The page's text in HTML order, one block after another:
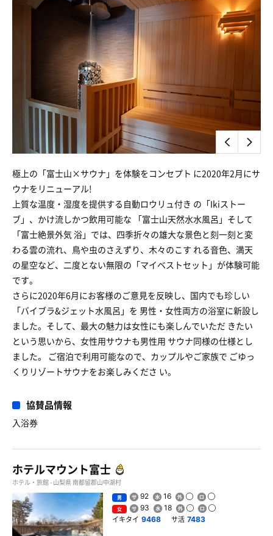
極上の「富士山×サウナ」を体験をコンセプト に2020年2月にサ
ウナをリニューアル!
上質な温度・湿度を提供する自動ロウリュ付き の「Ikiストー
ブ」、かけ流しかつ飲用可能な 「富士山天然水水風呂」そして
「富士絶景外気 浴」では、四季折々の雄大な景色と刻一刻と変
わる雲の流れ、鳥や虫のさえずり、木々のこす れる音色、満天
の星空など、二度とない無限の「マイベストセット」が体験可能
です。
さらに2020年6月にお客様のご意見を反映し、国内でも珍しい
「バイブラ&ジェット水風呂」を 男性・女性両方の浴室に新設し
ました。そして、最大の魅力は女性にも楽しんでいただ きたい
という思いから、女性用サウナも男性用 サウナ同様の仕様とし
ました。 ご宿泊で利用可能なので、カップルやご家族で ごゆっ
くりリゾートサウナをお楽しみくださ い。
協賛品情報
入浴券
ホテルマウント富士
ホテル・旅館 - 山梨県 南都留郡山中湖村
男 92 16
女 93 18
イキタイ 9468 サ活 7483